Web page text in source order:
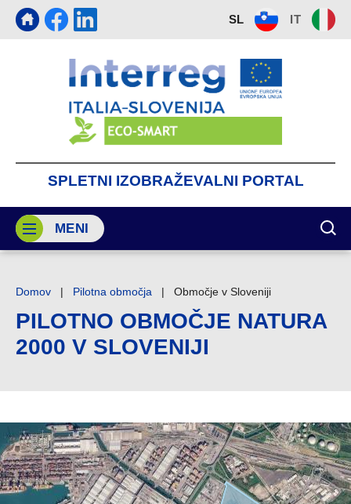
SPLETNI IZOBRAŽEVALNI PORTAL
SL IT
MENI
Domov | Pilotna območja | Območje v Sloveniji
PILOTNO OBMOČJE NATURA
2000 V SLOVENIJI